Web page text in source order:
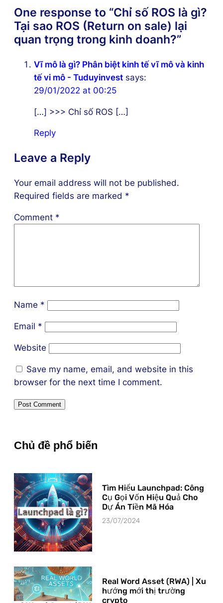
One response to “Chỉ số ROS là gì?
Tại sao ROS (Return on sale) lại
quan trọng trong kinh doanh?”
Vĩ mô là gì? Phân biệt kinh tế vĩ mô và kinh
tế vi mô - Tuduyinvest says:
29/01/2022 at 00:25
[…] >>> Chỉ số ROS […]
Reply
Leave a Reply
Your email address will not be published.
Required fields are marked *
Comment *
Name *
Email *
Website
Save my name, email, and website in this
browser for the next time I comment.
Chủ đề phổ biến
Tìm Hiểu Launchpad: Công
Cụ Gọi Vốn Hiệu Quả Cho
Dự Án Tiền Mã Hóa
23/07/2024
Real Word Asset (RWA) | Xu
hướng mới thị trường
crypto